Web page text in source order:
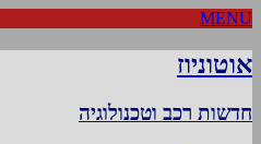
MENU
אוטוניוז
חדשות רכב וטכנולוגיה